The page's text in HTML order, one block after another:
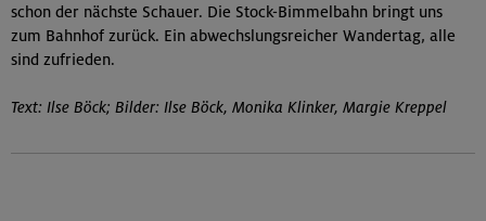
schon der nächste Schauer. Die Stock-Bimmelbahn bringt uns
zum Bahnhof zurück. Ein abwechslungsreicher Wandertag, alle
sind zufrieden.
Text: Ilse Böck; Bilder: Ilse Böck, Monika Klinker, Margie Kreppel